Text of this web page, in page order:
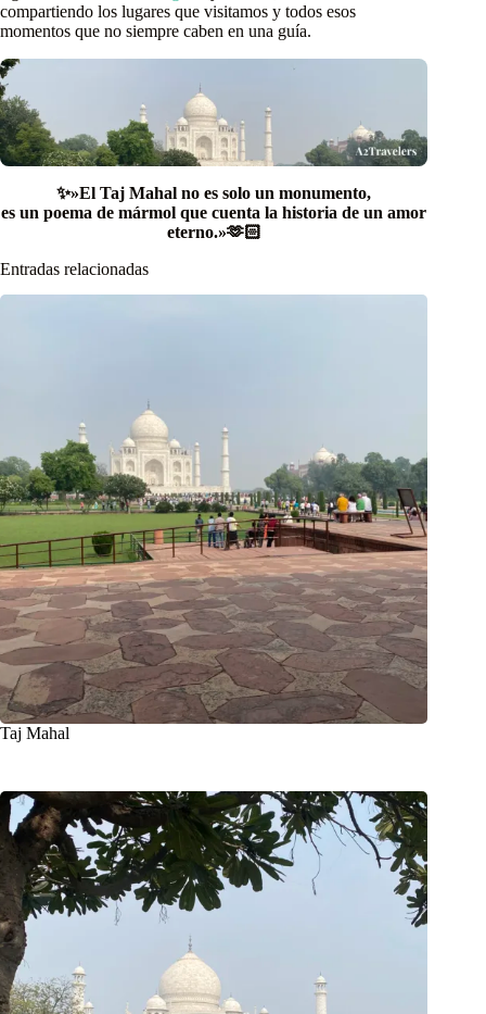
compartiendo los lugares que visitamos y todos esos
momentos que no siempre caben en una guía.
✨»El Taj Mahal no es solo un monumento,
es un poema de mármol que cuenta la historia de un amor
eterno.»🫶🏻
Entradas relacionadas
Taj Mahal